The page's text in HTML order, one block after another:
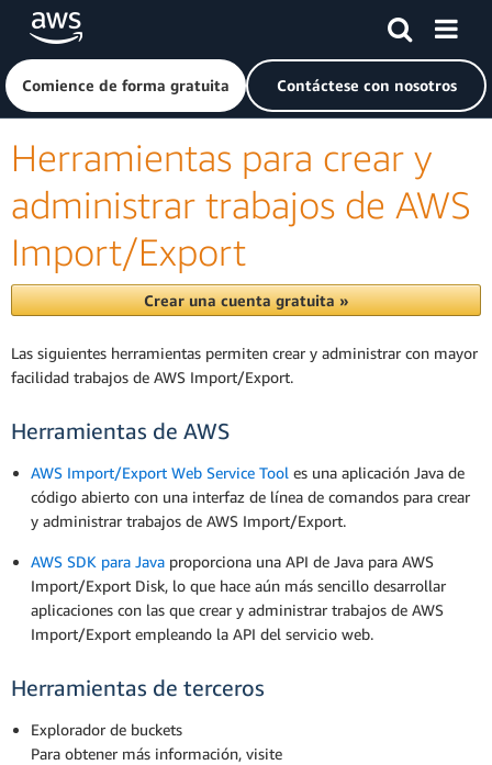
Saltar al contenido principal
Haga clic aquí para volver a la página de inicio de Amazon
Comience de forma gratuita Contáctese con nosotros
Herramientas para crear y
administrar trabajos de AWS
Import/Export
Crear una cuenta gratuita »
Las siguientes herramientas permiten crear y administrar con mayor
facilidad trabajos de AWS Import/Export.
Herramientas de AWS
AWS Import/Export Web Service Tool es una aplicación Java de
código abierto con una interfaz de línea de comandos para crear
y administrar trabajos de AWS Import/Export.
AWS SDK para Java proporciona una API de Java para AWS
Import/Export Disk, lo que hace aún más sencillo desarrollar
aplicaciones con las que crear y administrar trabajos de AWS
Import/Export empleando la API del servicio web.
Herramientas de terceros
Explorador de buckets
Para obtener más información, visite